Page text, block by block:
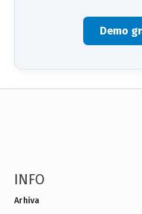
Demo
INFO
Arhiva